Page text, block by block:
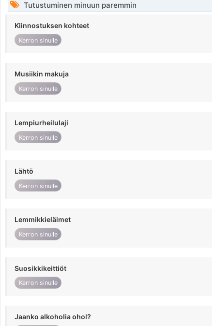
Tutustuminen minuun paremmin
Kiinnostuksen kohteet
Kerron sinulle
Musiikin makuja
Kerron sinulle
Lempiurheilulaji
Kerron sinulle
Lähtö
Kerron sinulle
Lemmikkieläimet
Kerron sinulle
Suosikkikeittiöt
Kerron sinulle
Jaanko alkoholia ohol?